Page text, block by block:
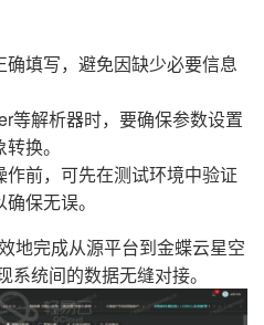
填写，避免因缺少必要信息
等解析器时，要确保参数设置
换。
前，可先在测试环境中验证
保无误。
地完成从源平台到金蝶云星空
统间的数据无缝对接。